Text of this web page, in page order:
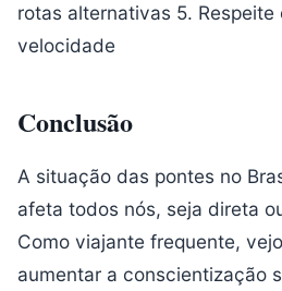
rotas alternativas 5.
velocidade
Conclusão
A situação das pontes no
afeta todos nós, seja direta
Como viajante frequente,
aumentar a conscientização